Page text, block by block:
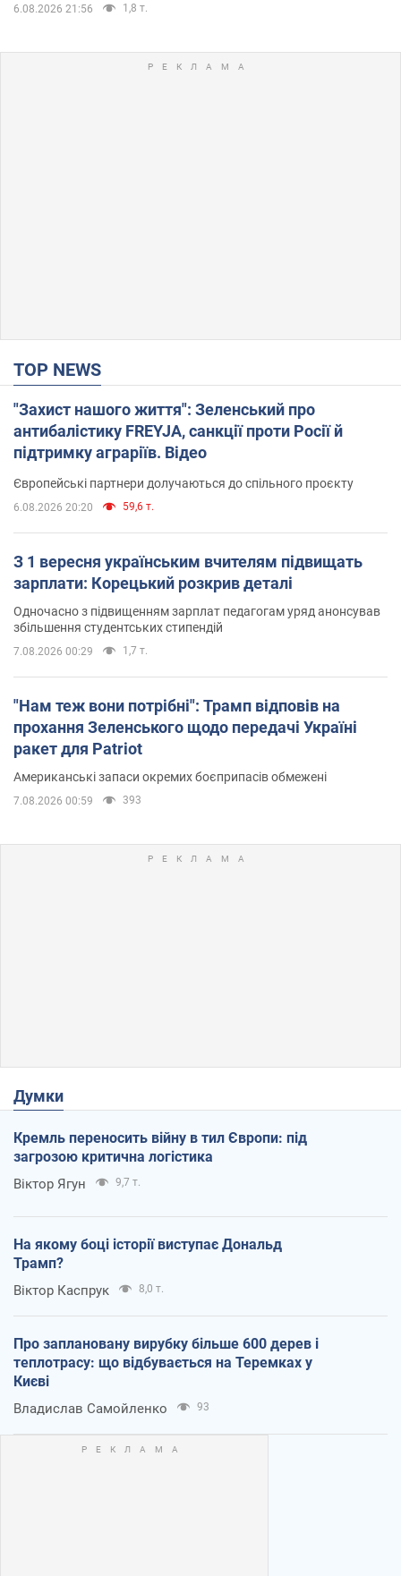
6.08.2026 21:56 1,8 т.
TOP NEWS
"Захист нашого життя": Зеленський про
антибалістику FREYJA, санкції проти Росії й
підтримку аграріїв. Відео
Європейські партнери долучаються до спільного проєкту
6.08.2026 20:20 59,6 т.
З 1 вересня українським вчителям підвищать
зарплати: Корецький розкрив деталі
Одночасно з підвищенням зарплат педагогам уряд анонсував
збільшення студентських стипендій
7.08.2026 00:29 1,7 т.
"Нам теж вони потрібні": Трамп відповів на
прохання Зеленського щодо передачі Україні
ракет для Patriot
Американські запаси окремих боєприпасів обмежені
7.08.2026 00:59 393
Думки
Кремль переносить війну в тил Європи: під
загрозою критична логістика
Віктор Ягун 9,7 т.
На якому боці історії виступає Дональд
Трамп?
Віктор Каспрук 8,0 т.
Про заплановану вирубку більше 600 дерев і
теплотрасу: що відбувається на Теремках у
Києві
Владислав Самойленко 93